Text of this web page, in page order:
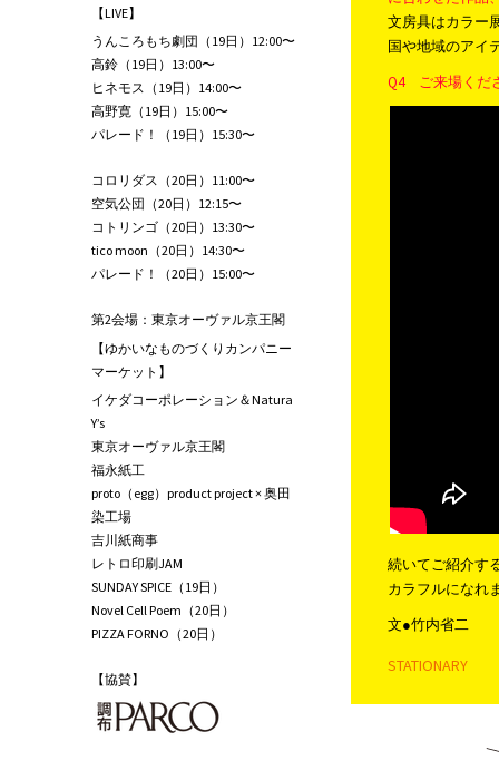
文房具はカラー
国や地域のアイ
Q4 ご来場くだ
続いてご紹介す
カラフルになれ
文●竹内省二
STATIONARY
【LIVE】
うんころもち劇団（19日）12:00〜
高鈴（19日）13:00〜
ヒネモス（19日）14:00〜
高野寛（19日）15:00〜
パレード！（19日）15:30〜
コロリダス（20日）11:00〜
空気公団（20日）12:15〜
コトリンゴ（20日）13:30〜
tico moon（20日）14:30〜
パレード！（20日）15:00〜
第2会場：東京オーヴァル京王閣
【ゆかいなものづくりカンパニー
マーケット】
イケダコーポレーション＆Natura
Y’s
東京オーヴァル京王閣
福永紙工
proto（egg）product project × 奥田
染工場
吉川紙商事
レトロ印刷JAM
SUNDAY SPICE（19日）
Novel Cell Poem（20日）
PIZZA FORNO（20日）
【協賛】